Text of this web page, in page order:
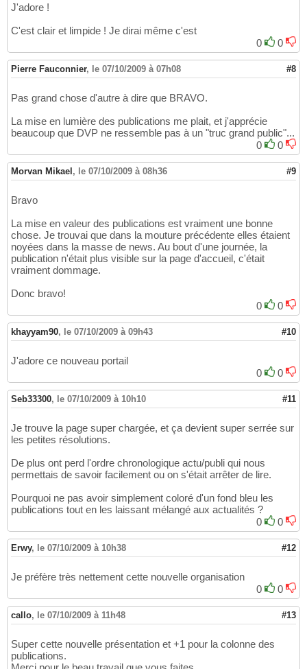
J'adore !
C'est clair et limpide ! Je dirai même c'est
0
0
Pierre Fauconnier, le 07/10/2009 à 07h08 #8
Pas grand chose d'autre à dire que BRAVO.
La mise en lumière des publications me plait, et j'apprécie
beaucoup que DVP ne ressemble pas à un "truc grand public"...
0
0
Morvan Mikael , le 07/10/2009 à 08h36 #9
Bravo
La mise en valeur des publications est vraiment une bonne
chose. Je trouvai que dans la mouture précédente elles étaient
noyées dans la masse de news. Au bout d'une journée, la
publication n'était plus visible sur la page d'accueil, c'était
vraiment dommage.
Donc bravo!
0
0
khayyam90, le 07/10/2009 à 09h43 #10
J'adore ce nouveau portail
0
0
Seb33300, le 07/10/2009 à 10h10 #11
Je trouve la page super chargée, et ça devient super serrée sur
les petites résolutions.
De plus ont perd l'ordre chronologique actu/publi qui nous
permettais de savoir facilement ou on s'était arrêter de lire.
Pourquoi ne pas avoir simplement coloré d'un fond bleu les
publications tout en les laissant mélangé aux actualités ?
0
0
Erwy, le 07/10/2009 à 10h38 #12
Je préfère très nettement cette nouvelle organisation
0
0
callo, le 07/10/2009 à 11h48 #13
Super cette nouvelle présentation et +1 pour la colonne des
publications.